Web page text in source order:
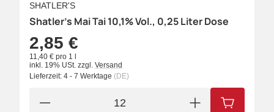
SHATLER'S
Shatler's Mai Tai 10,1% Vol., 0,25 Liter Dose
2,85 €
11,40 € pro 1 l
inkl. 19% USt. zzgl. Versand
Lieferzeit: 4 - 7 Werktage (DE)
IN DEN